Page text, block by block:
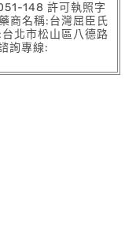
148 許可執照字
商名稱:台灣屈臣氏
北市松山區八德路
詢專線: